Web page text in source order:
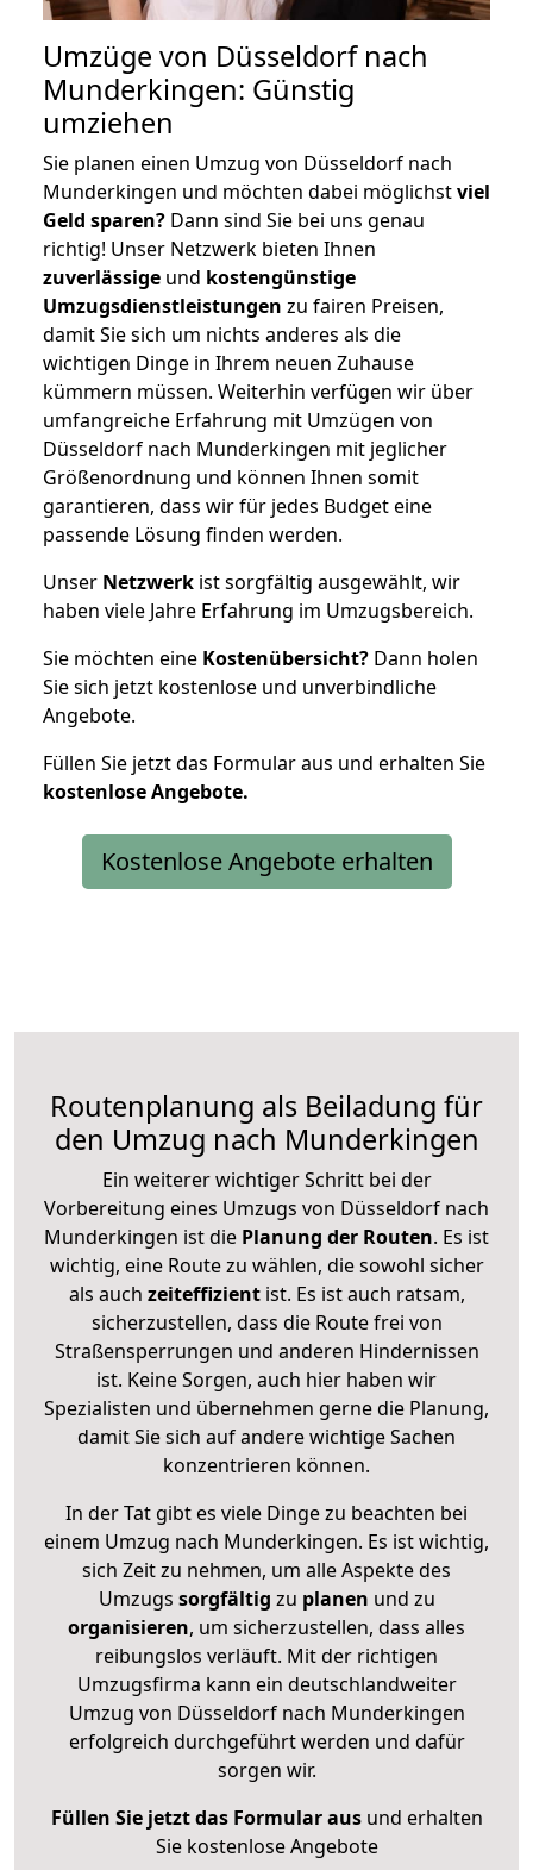
Umzüge von Düsseldorf nach
Munderkingen: Günstig
umziehen
Sie planen einen Umzug von Düsseldorf nach
Munderkingen und möchten dabei möglichstviel
Geld sparen? Dann sind Sie bei uns genau
richtig! Unser Netzwerk bieten Ihnen
zuverlässige und kostengünstige
Umzugsdienstleistungen zu fairen Preisen,
damit Sie sich um nichts anderes als die
wichtigen Dinge in Ihrem neuen Zuhause
kümmern müssen. Weiterhin verfügen wir über
umfangreiche Erfahrung mit Umzügen von
Düsseldorf nach Munderkingen mit jeglicher
Größenordnung und können Ihnen somit
garantieren, dass wir für jedes Budget eine
passende Lösung finden werden.
Unser Netzwerk ist sorgfältig ausgewählt, wir
haben viele Jahre Erfahrung im Umzugsbereich.
Sie möchten eine Kostenübersicht? Dann holen
Sie sich jetzt kostenlose und unverbindliche
Angebote.
Füllen Sie jetzt das Formular aus und erhalten Sie
kostenloseAngebote.
Kostenlose Angebote erhalten
Routenplanung als Beiladung für
den Umzug nach Munderkingen
Ein weiterer wichtiger Schritt bei der
Vorbereitung eines Umzugs von Düsseldorf nach
Munderkingen ist die Planung der Routen. Es ist
wichtig, eine Route zu wählen, die sowohl sicher
als auch zeiteffizientist. Es ist auch ratsam,
sicherzustellen, dass die Route frei von
Straßensperrungen und anderen Hindernissen
ist. Keine Sorgen, auch hier haben wir
Spezialisten und übernehmen gerne die Planung,
damit Sie sich auf andere wichtige Sachen
konzentrieren können.
In der Tat gibt es viele Dinge zu beachten bei
einem Umzug nach Munderkingen. Es ist wichtig,
sich Zeit zu nehmen, um alle Aspekte des
Umzugs sorgfältig zu planen und zu
organisieren, um sicherzustellen, dass alles
reibungslos verläuft. Mit der richtigen
Umzugsfirma kann ein deutschlandweiter
Umzug von Düsseldorf nach Munderkingen
erfolgreich durchgeführt werden und dafür
sorgen wir.
Füllen Sie jetzt das Formular ausund erhalten
Sie kostenlose Angebote